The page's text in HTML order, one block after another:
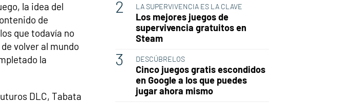
la idea del
de
que todavía no
volver al mundo
la
DLC, Tabata
LA SUPERVIVENCIA ES LA CLAVE
Los mejores juegos de
supervivencia gratuitos en
Steam
DESCÚBRELOS
Cinco juegos gratis escondidos
en Google a los que puedes
jugar ahora mismo